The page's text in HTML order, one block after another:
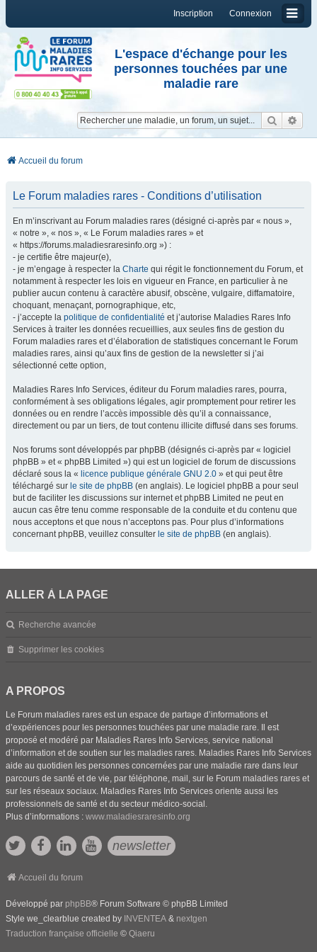
Connexion
Inscription
L'espace d'échange pour les
personnes touchées par une
maladie rare
Accueil du forum
Le Forum maladies rares - Conditions d’utilisation
En m’inscrivant au Forum maladies rares (désigné ci-après par « nous »,
« notre », « nos », « Le Forum maladies rares » et
« https://forums.maladiesraresinfo.org ») :
- je certifie être majeur(e),
- je m’engage à respecter la Charte qui régit le fonctionnement du Forum, et
notamment à respecter les lois en vigueur en France, en particulier à ne
publier aucun contenu à caractère abusif, obscène, vulgaire, diffamatoire,
choquant, menaçant, pornographique, etc,
- j’accepte la politique de confidentialité et j’autorise Maladies Rares Info
Services à traiter les données recueillies, aux seules fins de gestion du
Forum maladies rares et d’élaboration de statistiques concernant le Forum
maladies rares, ainsi qu’aux fins de gestion de la newsletter si j’ai
sélectionné cette option,
Maladies Rares Info Services, éditeur du Forum maladies rares, pourra,
conformément à ses obligations légales, agir promptement pour retirer les
données ou en rendre l’accès impossible dès qu’il a connaissance,
directement ou par un tiers, de tout contenu illicite diffusé dans ses forums.
Nos forums sont développés par phpBB (désignés ci-après par « logiciel
phpBB » et « phpBB Limited ») qui est un logiciel de forum de discussions
déclaré sous la « licence publique générale GNU 2.0 » et qui peut être
téléchargé sur le site de phpBB (en anglais). Le logiciel phpBB a pour seul
but de faciliter les discussions sur internet et phpBB Limited ne peut en
aucun cas être tenu comme responsable de la conduite et du contenu que
nous acceptons et que nous n’acceptons pas. Pour plus d’informations
concernant phpBB, veuillez consulter le site de phpBB (en anglais).
ALLER À LA PAGE
Recherche avancée
Supprimer les cookies
A PROPOS
Le Forum maladies rares est un espace de partage d’informations et
d’expériences pour les personnes touchées par une maladie rare. Il est
proposé et modéré par Maladies Rares Info Services, service national
d’information et de soutien sur les maladies rares. Maladies Rares Info Services
aide au quotidien les personnes concernées par une maladie rare dans leur
parcours de santé et de vie, par téléphone, mail, sur le Forum maladies rares et
sur les réseaux sociaux. Maladies Rares Info Services oriente aussi les
professionnels de santé et du secteur médico-social.
Plus d’informations : www.maladiesraresinfo.org
newsletter
Accueil du forum
Développé par phpBB® Forum Software © phpBB Limited
Style we_clearblue created by INVENTEA & nextgen
Traduction française officielle © Qiaeru